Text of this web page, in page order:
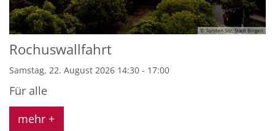
© Torsten Silz, Stadt Bingen
Rochuswallfahrt
Samstag, 22. August 2026 14:30 - 17:00
Für alle
mehr +